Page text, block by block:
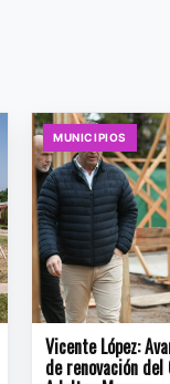
MUNICIPIOS
Vicente López:
de renovación